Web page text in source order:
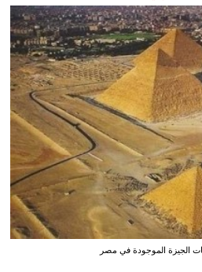
الجيزة الموجودة في مصر